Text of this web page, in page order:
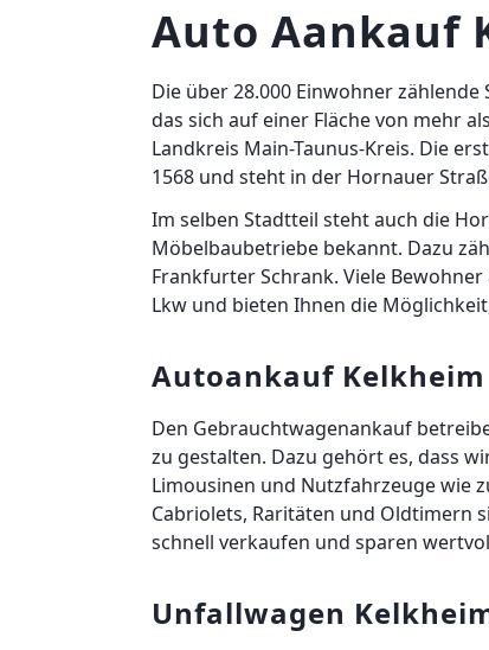
Auto Aankauf
Die über 28.000 Einwohner
das sich auf einer Fläche von mehr
Landkreis Main-Taunus-Kreis. Die
1568 und steht in der Hornauer
Im selben Stadtteil steht auch die
Möbelbaubetriebe bekannt. Dazu
Frankfurter Schrank. Viele
Lkw und bieten Ihnen die
Autoankauf
Den Gebrauchtwagenankauf
zu gestalten. Dazu gehört es, dass
Limousinen und Nutzfahrzeuge wie
Cabriolets, Raritäten und Oldtimern
schnell verkaufen und sparen
Unfallwagen